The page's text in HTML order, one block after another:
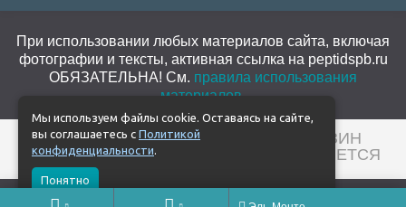
При использовании любых материалов сайта, включая
фотографии и тексты, активная ссылка на peptidspb.ru
ОБЯЗАТЕЛЬНА! См. правила использования
материалов
© 2026 PEPTIDES. ИНТЕРНЕТ-МАГАЗИН
ПРОДУКЦИИ PEPTIDES. БАД. НЕ ЯВЛЯЕТСЯ
Мы используем файлы cookie. Оставаясь на сайте,
вы соглашаетесь с Политикой
конфиденциальности.
Понятно